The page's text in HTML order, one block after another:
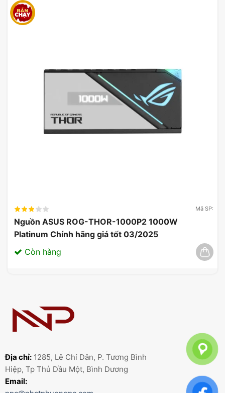
Mã SP:
Nguồn ASUS ROG-THOR-1000P2 1000W
Platinum Chính hãng giá tốt 03/2025
Còn hàng
Địa chỉ: 1285, Lê Chí Dân, P. Tương Bình
Hiệp, Tp Thủ Dầu Một, Bình Dương
Email: